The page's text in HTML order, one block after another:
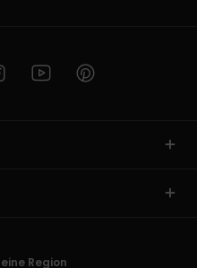
Region